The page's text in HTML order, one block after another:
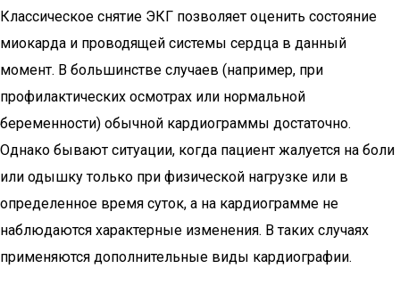
Классическое снятие ЭКГ позволяет оценить состояние
миокарда и проводящей системы сердца в данный
момент. В большинстве случаев (например, при
профилактических осмотрах или нормальной
беременности) обычной кардиограммы достаточно.
Однако бывают ситуации, когда пациент жалуется на боли
или одышку только при физической нагрузке или в
определенное время суток, а на кардиограмме не
наблюдаются характерные изменения. В таких случаях
применяются дополнительные виды кардиографии.